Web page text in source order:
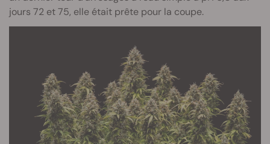
jours 72 et 75, elle était prête pour la coupe.